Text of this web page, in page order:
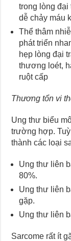
trong lòng đại
dễ chảy máu
Thể thâm
phát triển
hẹp lòng đại
thương loét,
ruột cấp
Thương tổn vi
Ung thư biểu
trường hợp.
thành các loại
Ung thư liên
80%.
Ung thư liên
gặp.
Ung thư liên
Sarcome rất ít